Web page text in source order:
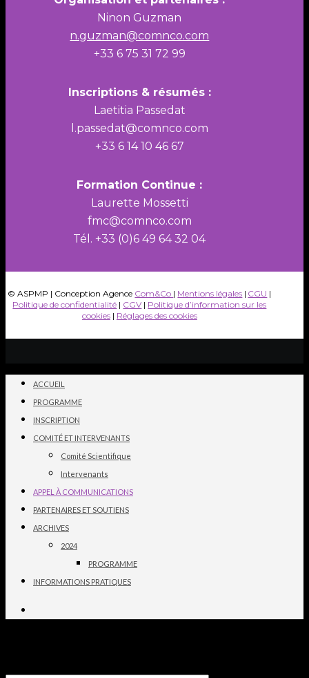
Ninon Guzman
n.guzman@comnco.com
+33 6 75 31 72 99
Inscriptions & résumés :
Laetitia Passedat
l.passedat@comnco.com
+33 6 14 10 46 67
Formation Continue :
Laurette Mossetti
fmc@comnco.com
Tél. +33 (0)6 49 64 32 04
© ASPMP | Conception Agence Com&Co | Mentions légales | CGU |
Politique de confidentialité | CGV| Politique d’information sur les
cookies| Réglages des cookies
ACCUEIL
PROGRAMME
INSCRIPTION
COMITÉ ET INTERVENANTS
Comité Scientifique
Intervenants
APPEL À COMMUNICATIONS
PARTENAIRES ET SOUTIENS
ARCHIVES
2024
PROGRAMME
INFORMATIONS PRATIQUES